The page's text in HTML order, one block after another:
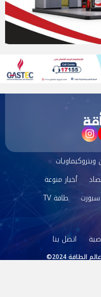
instagram
وبتروكيماويات
أخبار منوعة
طاقة TV
اتصل بنا